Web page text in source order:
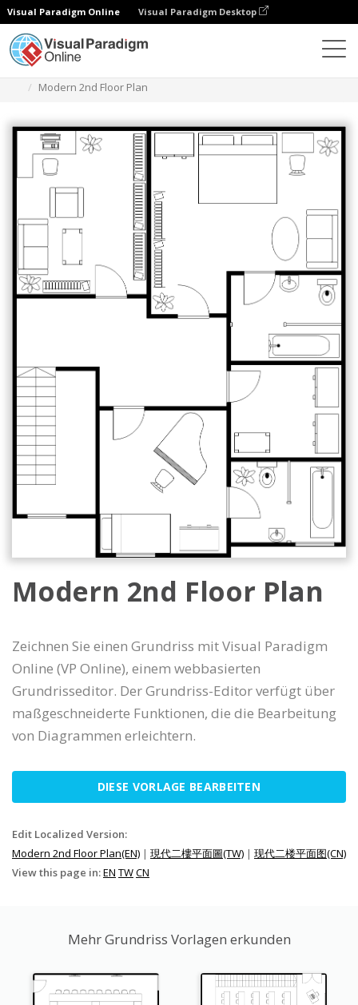
Visual Paradigm Online Visual Paradigm Desktop
Modern 2nd Floor Plan
Modern 2nd Floor Plan
Zeichnen Sie einen Grundriss mit Visual Paradigm
Online (VP Online), einem webbasierten
Grundrisseditor. Der Grundriss-Editor verfügt über
maßgeschneiderte Funktionen, die die Bearbeitung
von Diagrammen erleichtern.
DIESE VORLAGE BEARBEITEN
Edit Localized Version:
Modern 2nd Floor Plan(EN) | 現代二樓平面圖(TW) | 现代二楼平面图(CN)
View this page in:EN TWCN
Mehr Grundriss Vorlagen erkunden